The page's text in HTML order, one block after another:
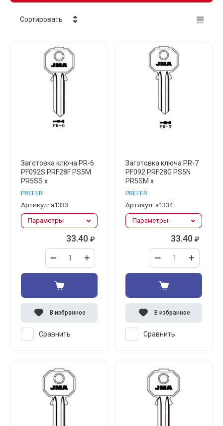
Сортировать
Цена - возрастание
Название - Я-А
Заготовка ключа PR-6
PF092S PRF28F PS5M
PR5SS x
PREFER
Артикул: а1333
Параметры
33.40 ₽
Сравнить
В избранное
Заготовка ключа PR-7
PF092 PRF28G PS5N
PR5SM x
PREFER
Артикул: а1334
Параметры
33.40 ₽
Сравнить
В избранное